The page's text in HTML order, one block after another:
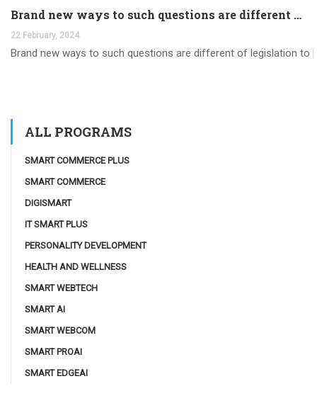
Brand new ways to such questions are different of legislation to help you jurisdiction
22 February, 2024
Brand new ways to such questions are different of legislation to
ALL PROGRAMS
SMART COMMERCE PLUS
SMART COMMERCE
DIGISMART
IT SMART PLUS
PERSONALITY DEVELOPMENT
HEALTH AND WELLNESS
SMART WEBTECH
SMART AI
SMART WEBCOM
SMART PROAI
SMART EDGEAI